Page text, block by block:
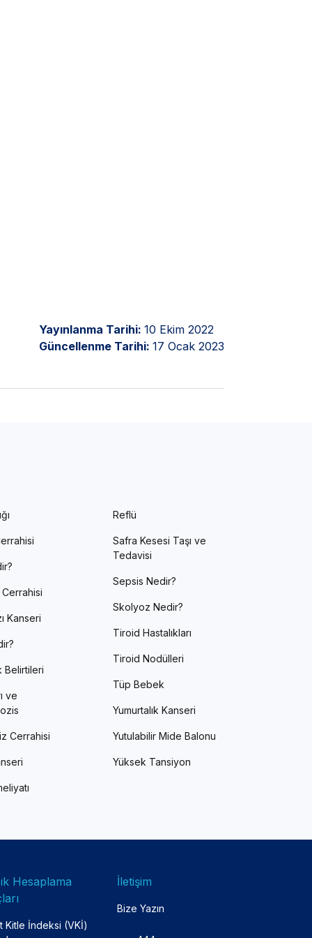
Yayınlanma Tarihi: 10 Ekim 2022
Güncellenme Tarihi: 17 Ocak 2023
Kanseri
Belirtileri
ve
Cerrahisi
Reflü
Safra Kesesi Taşı ve
Tedavisi
Sepsis Nedir?
Skolyoz Nedir?
Tiroid Hastalıkları
Tiroid Nodülleri
Tüp Bebek
Yumurtalık Kanseri
Yutulabilir Mide Balonu
Yüksek Tansiyon
Hesaplama
Kitle İndeksi (VKİ)
İletişim
Bize Yazın